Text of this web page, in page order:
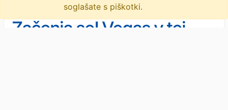
Začenja se! Vegas v tej
soglašate s piškotki.